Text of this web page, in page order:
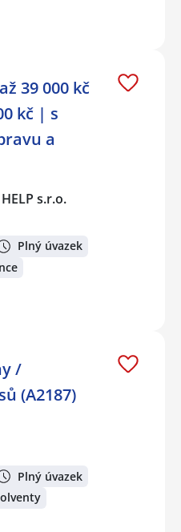
39 000 kč
kč | s
a
s.r.o.
Plný úvazek
/
(A2187)
Plný úvazek